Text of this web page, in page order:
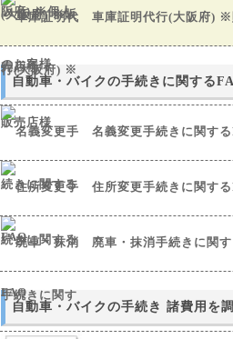
車庫証明代行(大阪府) ※
自動車・バイクの手続きに関する
名義変更手続きに関す
住所変更手続きに関す
廃車・抹消手続きに関
自動車・バイクの手続き 諸費用を